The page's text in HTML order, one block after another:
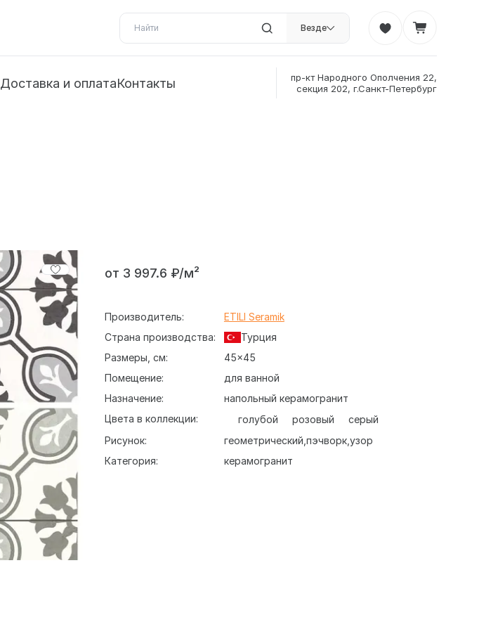
Везде
Доставка и оплатаКонтакты
пр-кт Народного Ополчения 22,
секция 202, г.Санкт-Петербург
от 3 997.6 ₽/м²
Производитель:
ETILI Seramik
Страна производства:
Турция
Размеры, см:
45x45
Помещение:
для ванной
Назначение:
напольный керамогранит
Цвета в коллекции:
голубой розовый
серый
Рисунок:
геометрический пэчворк узор
Категория:
керамогранит